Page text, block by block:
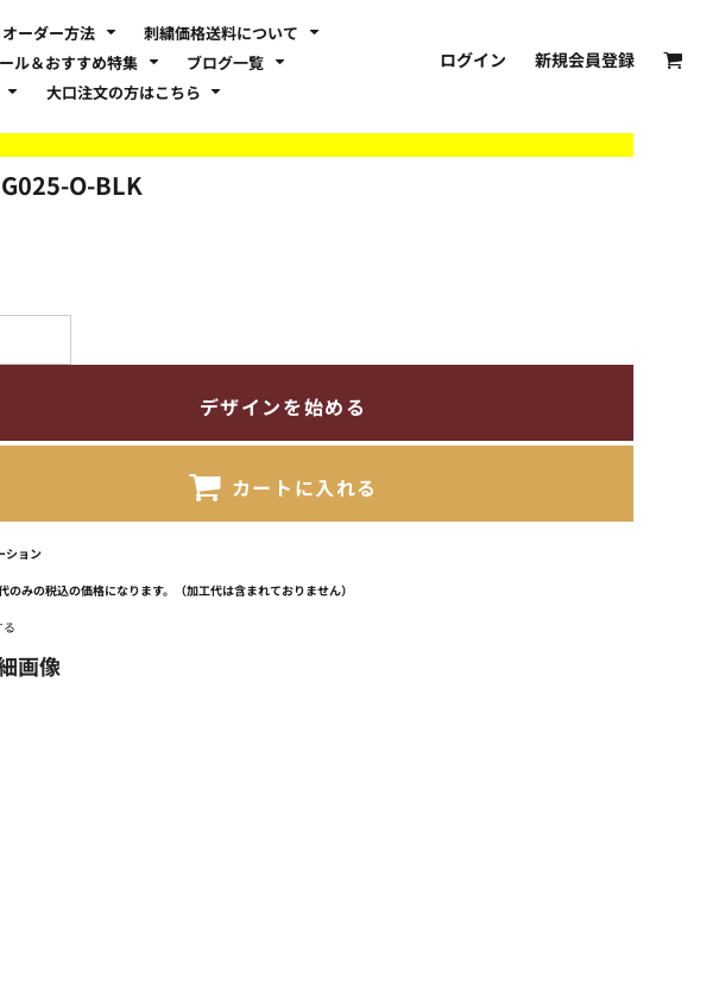
オーダー方法
刺繍価格送料について
ル＆おすすめ特集
ブログ一覧
大口注文の方はこちら
ログイン 新規会員登録
O-BLK
デザインを始める
カートに入れる
ション
のみの税込の価格になります。（加工代は含まれておりません）
画像